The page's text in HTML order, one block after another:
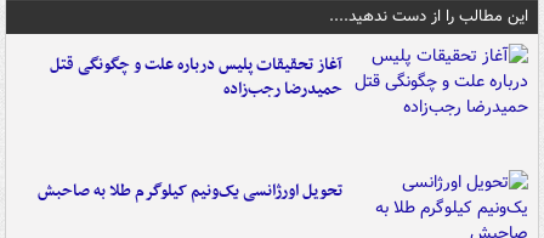
این مطالب را از دست ندهید....
آغاز تحقیقات پلیس درباره علت و چگونگی قتل
حمیدرضا رجب‌زاده
تحویل اورژانسی یک‌ونیم کیلوگرم طلا به صاحبش